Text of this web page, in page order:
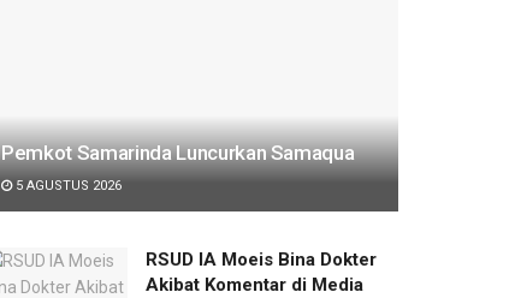
Pemkot Samarinda Luncurkan Samaqua
5 AGUSTUS 2026
RSUD IA Moeis Bina Dokter
Akibat Komentar di Media